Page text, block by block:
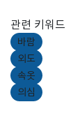
관련 키워드
바람
외도
속옷
의심